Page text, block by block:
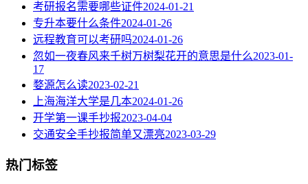
考研报名需要哪些证件2024-01-21
专升本要什么条件2024-01-26
远程教育可以考研吗2024-01-26
忽如一夜春风来千树万树梨花开的意思是什么2023-01-
17
婺源怎么读2023-02-21
上海海洋大学是几本2024-01-26
开学第一课手抄报2023-04-04
交通安全手抄报简单又漂亮2023-03-29
热门标签